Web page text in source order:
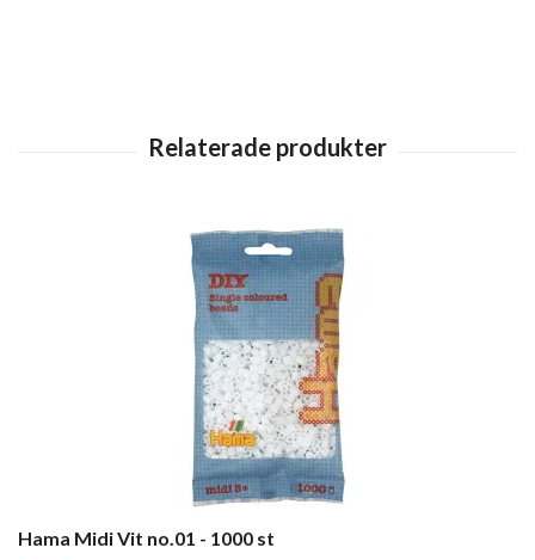
Hama Midi Vit no.01 - 1000 st